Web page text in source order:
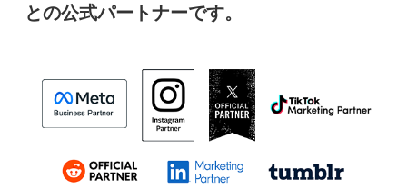
との公式パートナーです。